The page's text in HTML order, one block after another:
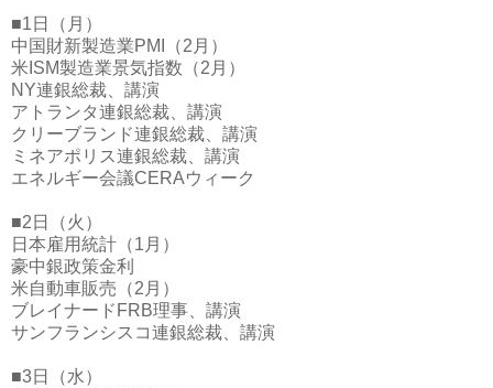
■1日（月）
中国財新製造業PMI（2月）
米ISM製造業景気指数（2月）
NY連銀総裁、講演
アトランタ連銀総裁、講演
クリーブランド連銀総裁、講演
ミネアポリス連銀総裁、講演
エネルギー会議CERAウィーク
■2日（火）
日本雇用統計（1月）
豪中銀政策金利
米自動車販売（2月）
ブレイナードFRB理事、講演
サンフランシスコ連銀総裁、講演
■3日（水）